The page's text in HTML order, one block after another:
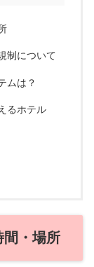
制について
ムは？
るホテル
間・場所